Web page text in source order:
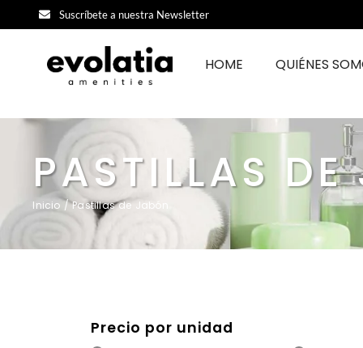
Suscríbete a nuestra Newsletter
HOME QUIÉNES
PASTILLAS
Inicio / Pastillas de Jabón
Precio por unidad